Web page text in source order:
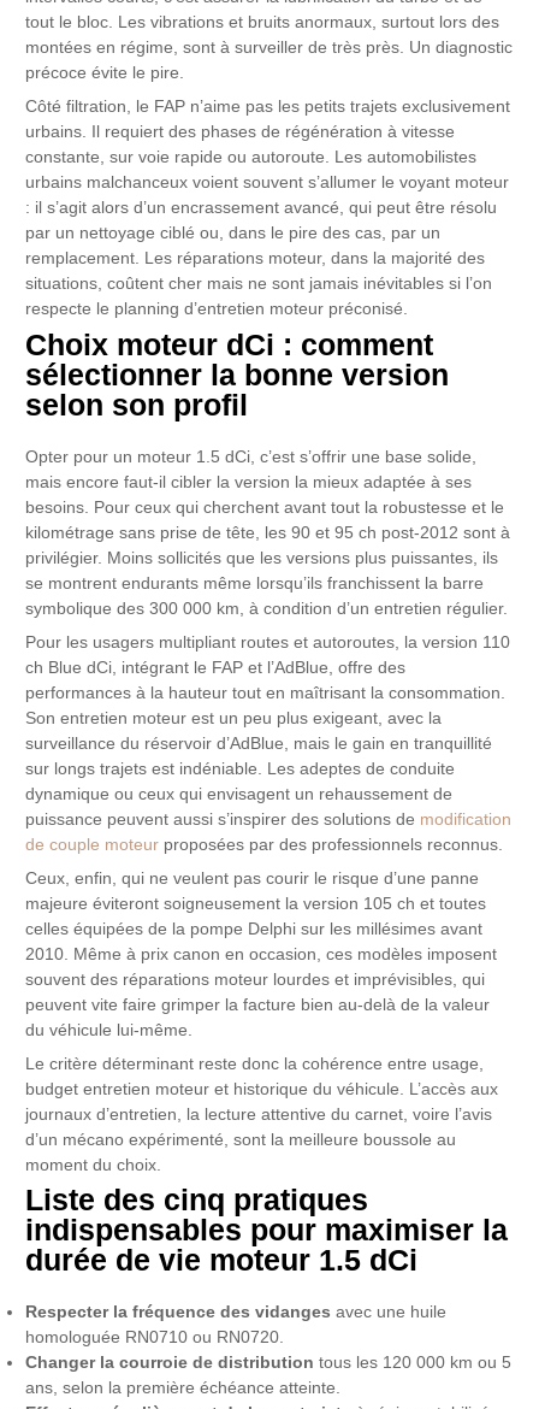
tout le bloc. Les vibrations et bruits anormaux, surtout lors des
montées en régime, sont à surveiller de très près. Un diagnostic
précoce évite le pire.
Côté filtration, le FAP n’aime pas les petits trajets exclusivement
urbains. Il requiert des phases de régénération à vitesse
constante, sur voie rapide ou autoroute. Les automobilistes
urbains malchanceux voient souvent s’allumer le voyant moteur
: il s’agit alors d’un encrassement avancé, qui peut être résolu
par un nettoyage ciblé ou, dans le pire des cas, par un
remplacement. Les réparations moteur, dans la majorité des
situations, coûtent cher mais ne sont jamais inévitables si l’on
respecte le planning d’entretien moteur préconisé.
Choix moteur dCi : comment
sélectionner la bonne version
selon son profil
Opter pour un moteur 1.5 dCi, c’est s’offrir une base solide,
mais encore faut-il cibler la version la mieux adaptée à ses
besoins. Pour ceux qui cherchent avant tout la robustesse et le
kilométrage sans prise de tête, les 90 et 95 ch post-2012 sont à
privilégier. Moins sollicités que les versions plus puissantes, ils
se montrent endurants même lorsqu’ils franchissent la barre
symbolique des 300 000 km, à condition d’un entretien régulier.
Pour les usagers multipliant routes et autoroutes, la version 110
ch Blue dCi, intégrant le FAP et l’AdBlue, offre des
performances à la hauteur tout en maîtrisant la consommation.
Son entretien moteur est un peu plus exigeant, avec la
surveillance du réservoir d’AdBlue, mais le gain en tranquillité
sur longs trajets est indéniable. Les adeptes de conduite
dynamique ou ceux qui envisagent un rehaussement de
puissance peuvent aussi s’inspirer des solutions de modification
de couple moteur proposées par des professionnels reconnus.
Ceux, enfin, qui ne veulent pas courir le risque d’une panne
majeure éviteront soigneusement la version 105 ch et toutes
celles équipées de la pompe Delphi sur les millésimes avant
2010. Même à prix canon en occasion, ces modèles imposent
souvent des réparations moteur lourdes et imprévisibles, qui
peuvent vite faire grimper la facture bien au-delà de la valeur
du véhicule lui-même.
Le critère déterminant reste donc la cohérence entre usage,
budget entretien moteur et historique du véhicule. L’accès aux
journaux d’entretien, la lecture attentive du carnet, voire l’avis
d’un mécano expérimenté, sont la meilleure boussole au
moment du choix.
Liste des cinq pratiques
indispensables pour maximiser la
durée de vie moteur 1.5 dCi
Respecter la fréquence des vidanges avec une huile
homologuée RN0710 ou RN0720.
Changer la courroie de distribution tous les 120 000 km ou 5
ans, selon la première échéance atteinte.